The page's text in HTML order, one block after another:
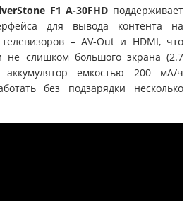
F1 A-30FHD поддерживает
для вывода контента на
– AV-Out и HDMI, что
не слишком большого экрана (2.7
емкостью 200 мА/ч
без подзарядки несколько